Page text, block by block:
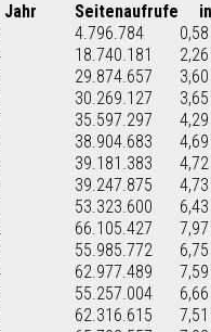
Jahr Seitenaufrufe
4.796.784
18.740.181
29.874.657
30.269.127
35.597.297 4,29
38.904.683 4,69
39.181.383 4,72
39.247.875 4,73
53.323.600
66.105.427 7,97
55.985.772
62.977.489 7,59
55.257.004
62.316.615 7,51